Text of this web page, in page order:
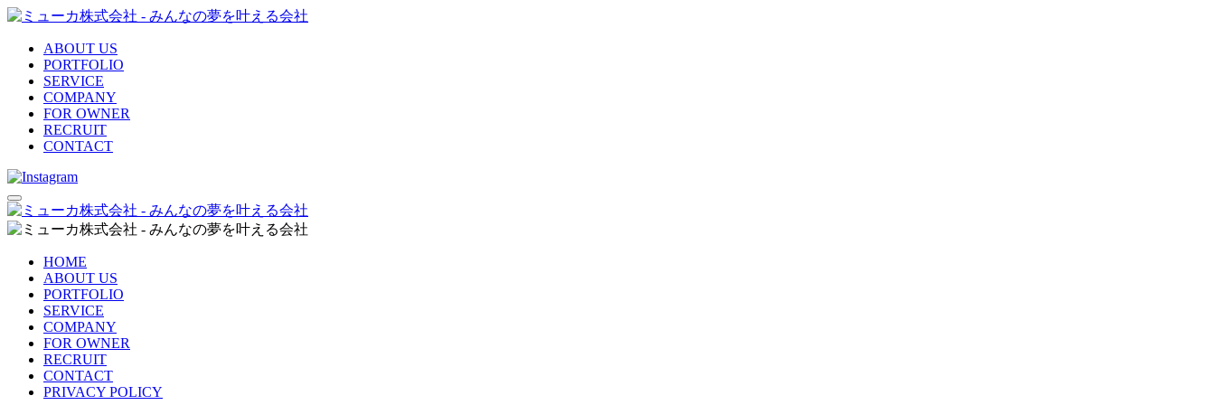
ABOUT US
PORTFOLIO
SERVICE
COMPANY
FOR OWNER
RECRUIT
CONTACT
HOME
ABOUT US
PORTFOLIO
SERVICE
COMPANY
FOR OWNER
RECRUIT
CONTACT
PRIVACY POLICY